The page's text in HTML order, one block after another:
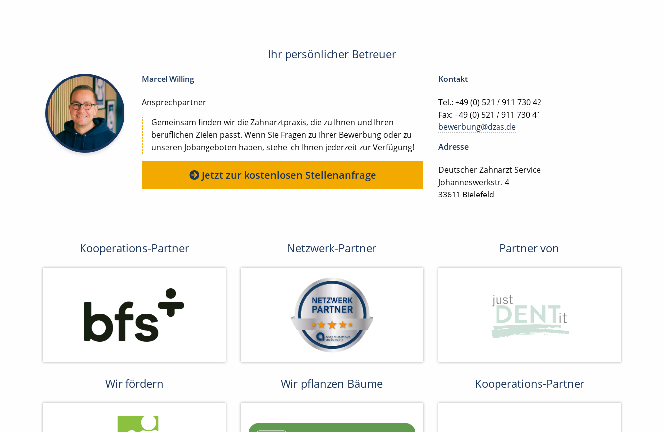
Ihr persönlicher Betreuer
Marcel Willing
Ansprechpartner
Gemeinsam finden wir die Zahnarztpraxis, die zu Ihnen und Ihren
beruflichen Zielen passt. Wenn Sie Fragen zu Ihrer Bewerbung oder zu
unseren Jobangeboten haben, stehe ich Ihnen jederzeit zur Verfügung!
Jetzt zur kostenlosen Stellenanfrage
Kontakt
Tel.: +49 (0) 521 / 911 730 42
Fax: +49 (0) 521 / 911 730 41
bewerbung@dzas.de
Adresse
Deutscher Zahnarzt Service
Johanneswerkstr. 4
33611 Bielefeld
Kooperations-Partner Netzwerk-Partner Partner von
Wir fördern Wir pflanzen Bäume Kooperations-Partner